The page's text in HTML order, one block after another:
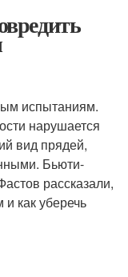
испытаниям.
нарушается
вид прядей,
Бьюти-
рассказали,
как уберечь